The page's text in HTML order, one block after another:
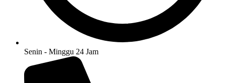
Senin - Minggu 24 Jam